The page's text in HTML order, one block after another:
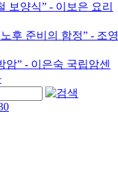
보양식” - 이보은 요리
후 준비의 함정” - 조영
암” - 이은숙 국립암센